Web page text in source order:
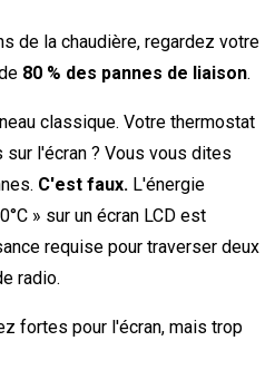
de la chaudière, regardez votre
80 % des pannes de liaison.
classique. Votre thermostat
l'écran ? Vous vous dites
C'est faux. L'énergie
» sur un écran LCD est
requise pour traverser deux
radio.
fortes pour l'écran, mais trop